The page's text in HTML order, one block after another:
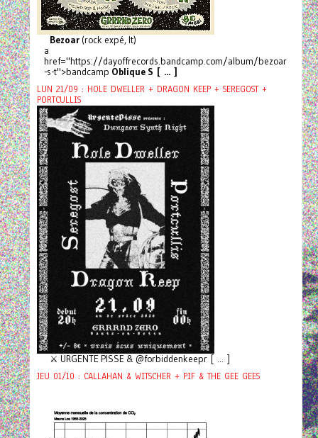
Bezoar(rock expé, It)
a
href="https://dayoffrecords.bandcamp.com/album/bezoar
-s-t">bandcamp Oblique S [ ... ]
LUN 21/09 : HOLE DWELLER + DRAGON KEEP + SEREGOST +
PORTCULLIS
⚔️ URGENTE PISSE & @forbiddenkeepr [ ... ]
JEU 01/10 : CALLAHAN & WITSCHER + PIF & THE GEE GEES